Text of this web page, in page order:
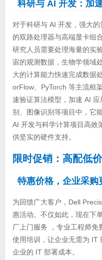
科研与AI 开发：加
对于科研与 AI 开发，强大
的双路处理器与高端显卡组
研究人员需要处理海量的实
宙的观测数据，生物学领域
大的计算能力快速完成数据
orFlow、PyTorch 等主流框
速验证算法模型，加速 AI
别、图像识别等项目中，它
AI 开发与科学计算项目高效
供坚实的硬件支持。
限时促销：高配低
特惠价格，企业采购
为回馈广大客户，Dell
惠活动。不仅如此，现在下
厂上门服务 ，专业工程师免
使用培训，让企业无需为 IT
企业的 IT 部署成本。